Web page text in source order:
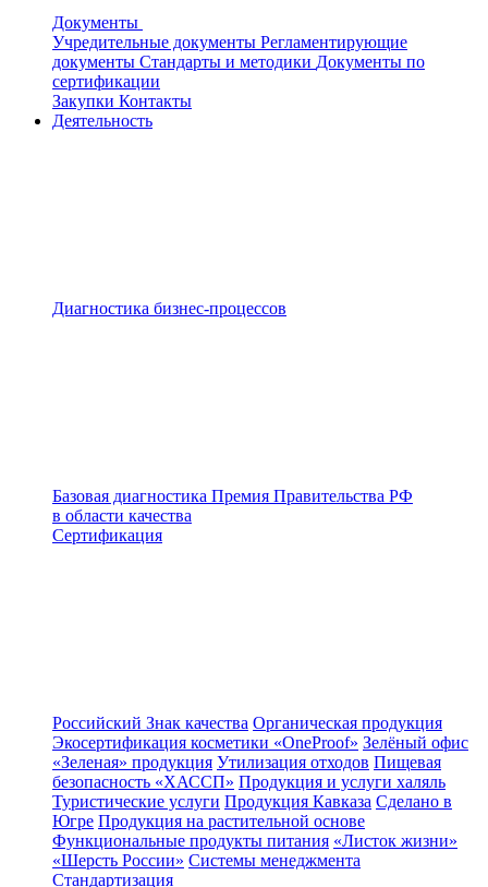
Документы
Учредительные документы Регламентирующие
документы Стандарты и методики Документы по
сертификации
Закупки Контакты
Деятельность
Диагностика бизнес-процессов
Базовая диагностика Премия Правительства РФ
в области качества
Сертификация
Российский Знак качества Органическая продукция
Экосертификация косметики «OneProof» Зелёный офис
«Зеленая» продукция Утилизация отходов Пищевая
безопасность «ХАССП» Продукция и услуги халяль
Туристические услуги Продукция Кавказа Сделано в
Югре Продукция на растительной основе
Функциональные продукты питания «Листок жизни»
«Шерсть России» Системы менеджмента
Стандартизация